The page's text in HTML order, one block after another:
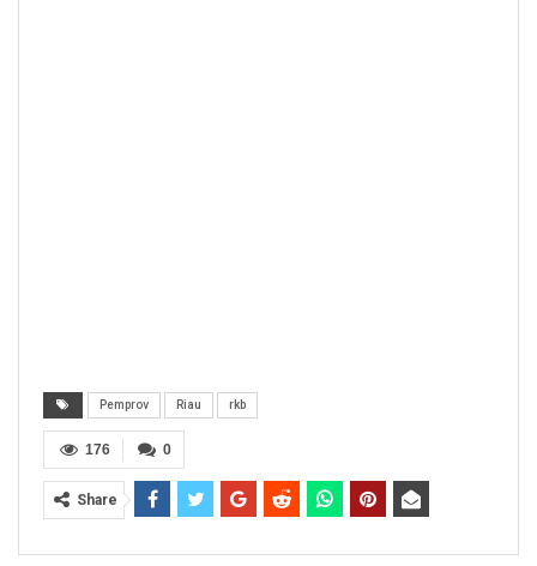
Pemprov Riau rkb
0
176
Share